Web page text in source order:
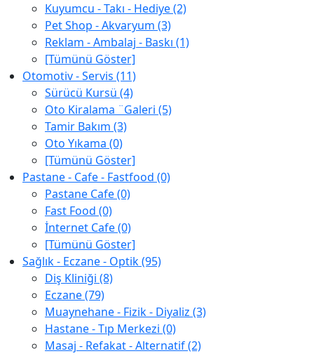
Kuyumcu - Takı - Hediye (2)
Pet Shop - Akvaryum (3)
Reklam - Ambalaj - Baskı (1)
[Tümünü Göster]
Otomotiv - Servis (11)
Sürücü Kursü (4)
Oto Kiralama ¨Galeri (5)
Tamir Bakım (3)
Oto Yıkama (0)
[Tümünü Göster]
Pastane - Cafe - Fastfood (0)
Pastane Cafe (0)
Fast Food (0)
İnternet Cafe (0)
[Tümünü Göster]
Sağlık - Eczane - Optik (95)
Diş Kliniği (8)
Eczane (79)
Muaynehane - Fizik - Diyaliz (3)
Hastane - Tıp Merkezi (0)
Masaj - Refakat - Alternatif (2)